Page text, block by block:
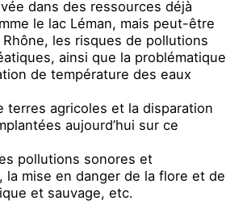
dans des ressources déjà
le lac Léman, mais peut-être
Rhône, les risques de pollutions
ainsi que la problématique
de température des eaux
terres agricoles et la disparation
aujourd’hui sur ce
pollutions sonores et
la mise en danger de la flore et de
et sauvage, etc.